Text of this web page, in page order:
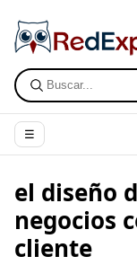
☰
el diseño
negocios
cliente